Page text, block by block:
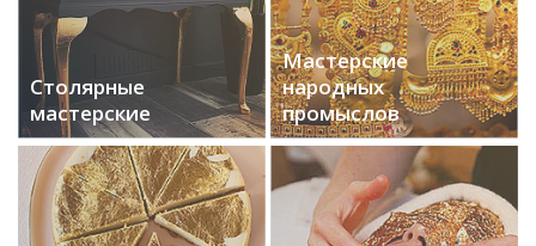
Столярные
мастерские
Мастерские
народных
промыслов